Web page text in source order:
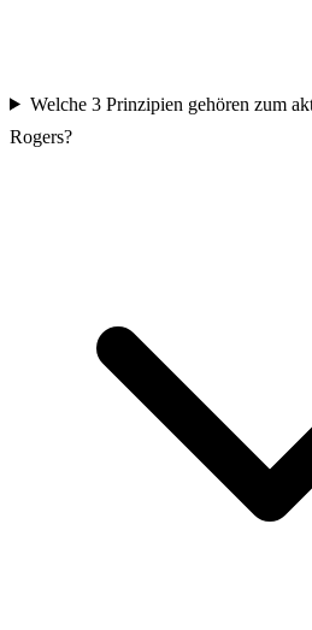
Welche 3 Prinzipien gehören zum
Rogers?